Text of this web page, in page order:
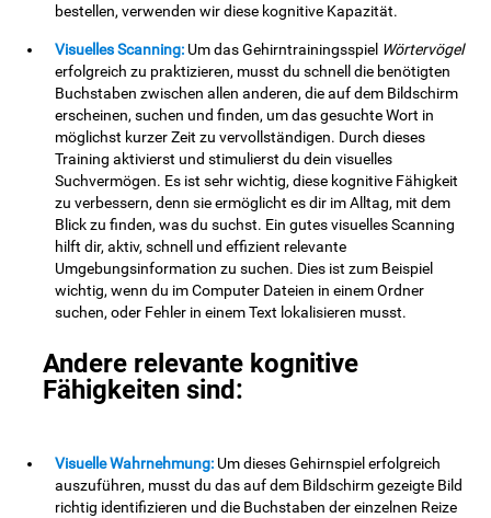
bestellen, verwenden wir diese kognitive Kapazität.
Visuelles Scanning: Um das Gehirntrainingsspiel Wörtervögel
erfolgreich zu praktizieren, musst du schnell die benötigten
Buchstaben zwischen allen anderen, die auf dem Bildschirm
erscheinen, suchen und finden, um das gesuchte Wort in
möglichst kurzer Zeit zu vervollständigen. Durch dieses
Training aktivierst und stimulierst du dein visuelles
Suchvermögen. Es ist sehr wichtig, diese kognitive Fähigkeit
zu verbessern, denn sie ermöglicht es dir im Alltag, mit dem
Blick zu finden, was du suchst. Ein gutes visuelles Scanning
hilft dir, aktiv, schnell und effizient relevante
Umgebungsinformation zu suchen. Dies ist zum Beispiel
wichtig, wenn du im Computer Dateien in einem Ordner
suchen, oder Fehler in einem Text lokalisieren musst.
Andere relevante kognitive
Fähigkeiten sind:
Visuelle Wahrnehmung: Um dieses Gehirnspiel erfolgreich
auszuführen, musst du das auf dem Bildschirm gezeigte Bild
richtig identifizieren und die Buchstaben der einzelnen Reize